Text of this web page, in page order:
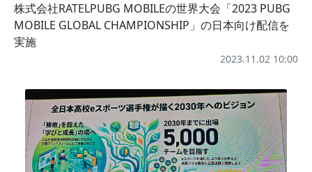
株式会社RATELPUBG MOBILEの世界大会「2023 PUBG
MOBILE GLOBAL CHAMPIONSHIP」の日本向け配信を
実施
2023.11.02 10:00